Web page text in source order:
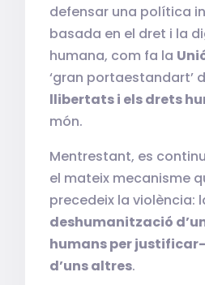
defensar una política
basada en el dret i la
humana, com fa la
‘gran portaestandart’
llibertats i els drets
món.
Mentrestant, es
el mateix mecanisme
precedeix la violència:
deshumanització
humans per
d’uns altres.